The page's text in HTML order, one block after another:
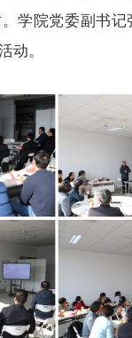
学院党委副书记
动。